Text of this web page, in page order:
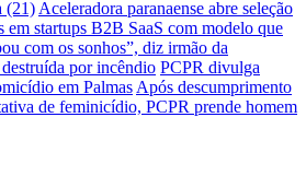
(21) Aceleradora paranaense abre seleção
startups B2B SaaS com modelo que
com os sonhos”, diz irmão da
por incêndio PCPR divulga
em Palmas Após descumprimento
de feminicídio, PCPR prende homem